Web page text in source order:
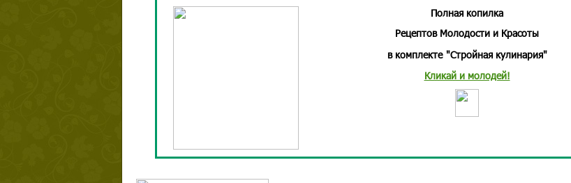
Полная копилка
Рецептов Молодости и Красоты
в комплекте "Стройная кулинария"
Кликай и молодей!